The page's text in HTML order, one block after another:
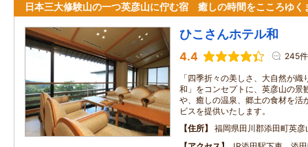
日本三大修験山の一つ英彦山に佇む宿 癒しの時間をこころゆく
ひこさんホテル和
4.4 245件
「四季折々の美しさ、大自然が
和」をコンセプトに、英彦山の景
や、癒しの温泉、郷土の食材を活
ビスを提供いたします。
住所
福岡県田川郡添田町英彦